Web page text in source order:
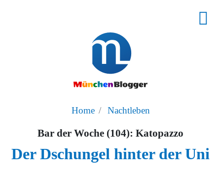
Home Nachtleben
Bar der Woche (104): Katopazzo
Der Dschungel hinter der Uni